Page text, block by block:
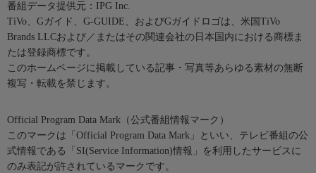
番組データ提供元：IPG Inc.
TiVo、Gガイド、G-GUIDE、およびGガイドロゴは、米国TiVo
Brands LLCおよび／またはその関連会社の日本国内における商標ま
たは登録商標です。
このホームページに掲載している記事・写真等あらゆる素材の無断
複写・転載を禁じます。
Official Program Data Mark（公式番組情報マーク）
このマークは「Official Program Data Mark」といい、テレビ番組の公
式情報である「SI(Service Information)情報」を利用したサービスに
のみ表記が許されているマークです。